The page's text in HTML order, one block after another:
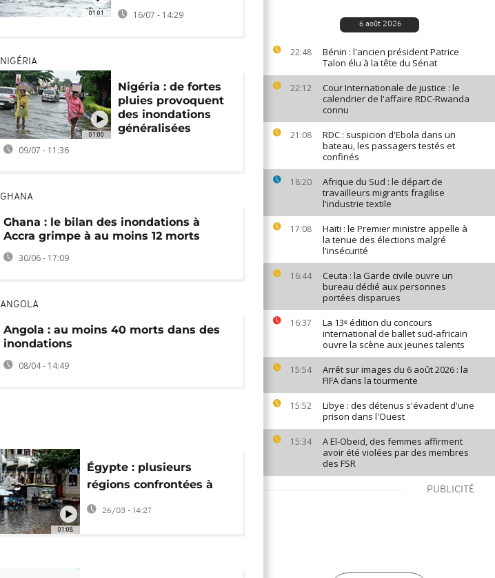
6 août 2026
22:48
Bénin : l'ancien président Patrice
Talon élu à la tête du Sénat
22:12
Cour Internationale de justice : le
calendrier de l'affaire RDC-Rwanda
connu
21:08
RDC : suspicion d'Ebola dans un
bateau, les passagers testés et
confinés
18:20
Afrique du Sud : le départ de
travailleurs migrants fragilise
l'industrie textile
17:08
Haïti : le Premier ministre appelle à
la tenue des élections malgré
l'insécurité
16:44
Ceuta : la Garde civile ouvre un
bureau dédié aux personnes
portées disparues
16:37
La 13ᵉ édition du concours
international de ballet sud-africain
ouvre la scène aux jeunes talents
15:54
Arrêt sur images du 6 août 2026 : la
FIFA dans la tourmente
15:52
Libye : des détenus s'évadent d'une
prison dans l'Ouest
15:34
A El-Obeid, des femmes affirment
avoir été violées par des membres
des FSR
PUBLICITÉ
01:01 16/07 - 14:29
01:00
NIGÉRIA
Nigéria : de fortes
pluies provoquent
des inondations
généralisées
09/07 - 11:36
GHANA
Ghana : le bilan des inondations à
Accra grimpe à au moins 12 morts
30/06 - 17:09
ANGOLA
Angola : au moins 40 morts dans des
inondations
08/04 - 14:49
01:08
Égypte : plusieurs
régions confrontées à
de fortes pluies
26/03 - 14:27